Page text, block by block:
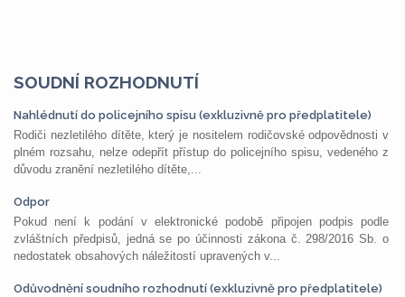
SOUDNÍ ROZHODNUTÍ
Nahlédnutí do policejního spisu (exkluzivně pro předplatitele)
Rodiči nezletilého dítěte, který je nositelem rodičovské odpovědnosti v
plném rozsahu, nelze odepřít přístup do policejního spisu, vedeného z
důvodu zranění nezletilého dítěte,...
Odpor
Pokud není k podání v elektronické podobě připojen podpis podle
zvláštních předpisů, jedná se po účinnosti zákona č. 298/2016 Sb. o
nedostatek obsahových náležitostí upravených v...
Odůvodnění soudního rozhodnutí (exkluzivně pro předplatitele)